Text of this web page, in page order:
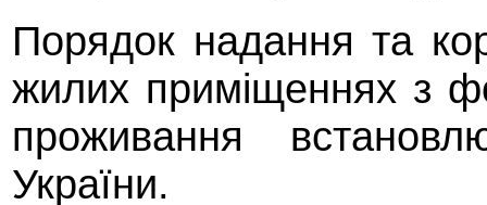
Порядок надання та
жилих приміщеннях з
проживання
України.